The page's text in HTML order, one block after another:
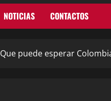
NOTICIAS CONTACTOS
Que puede esperar